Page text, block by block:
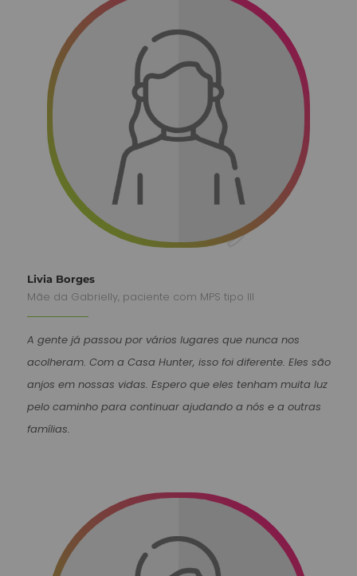
Livia Borges
Mãe da Gabrielly, paciente com MPS tipo III
A gente já passou por vários lugares que nunca nos
acolheram. Com a Casa Hunter, isso foi diferente. Eles são
anjos em nossas vidas. Espero que eles tenham muita luz
pelo caminho para continuar ajudando a nós e a outras
famílias.